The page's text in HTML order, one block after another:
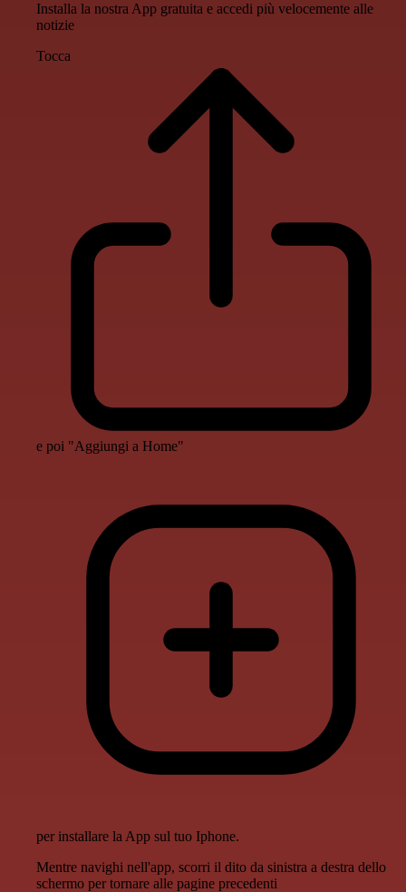
Installa la nostra App gratuita e accedi più velocemente alle
notizie
Tocca
e poi "Aggiungi a Home"
per installare la App sul tuo Iphone.
Mentre navighi nell'app, scorri il dito da sinistra a destra dello
schermo per tornare alle pagine precedenti